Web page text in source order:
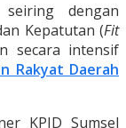
dengan
Kepatutan (Fit
secara intensif
Rakyat Daerah
KPID Sumsel